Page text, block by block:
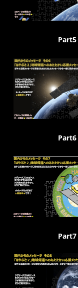
Part5
Part6
Part7